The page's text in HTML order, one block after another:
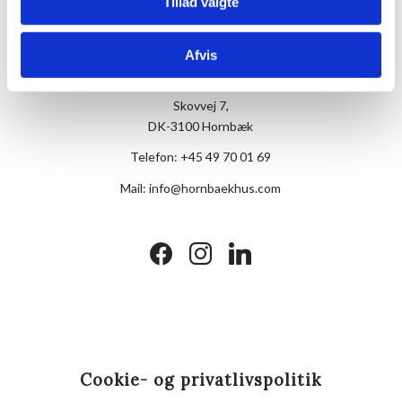
Afvis
Hotel Hornbækhus
Skovvej 7,
DK-3100 Hornbæk
Telefon: +45 49 70 01 69
Mail:info@hornbaekhus.com
facebookinstagramlinkedin
Cookie- og privatlivspolitik